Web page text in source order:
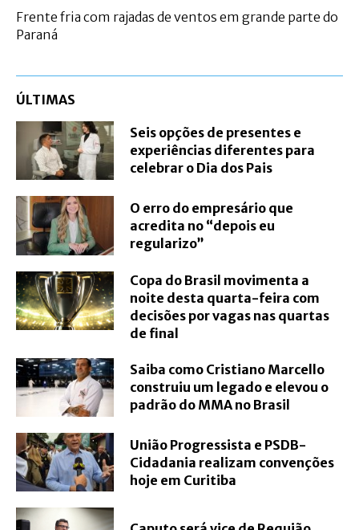
Frente fria com rajadas de ventos em grande parte do
Paraná
ÚLTIMAS
Seis opções de presentes e
experiências diferentes para
celebrar o Dia dos Pais
O erro do empresário que
acredita no “depois eu
regularizo”
Copa do Brasil movimenta a
noite desta quarta-feira com
decisões por vagas nas quartas
de final
Saiba como Cristiano Marcello
construiu um legado e elevou o
padrão do MMA no Brasil
União Progressista e PSDB-
Cidadania realizam convenções
hoje em Curitiba